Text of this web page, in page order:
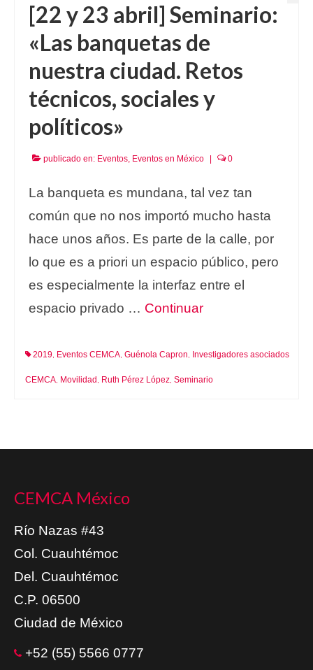
[22 y 23 abril] Seminario:
«Las banquetas de
nuestra ciudad. Retos
técnicos, sociales y
políticos»
publicado en: Eventos, Eventos en México 0
La banqueta es mundana, tal vez tan
común que no nos importó mucho hasta
hace unos años. Es parte de la calle, por
lo que es a priori un espacio público, pero
es especialmente la interfaz entre el
espacio privado … Continuar
2019, Eventos CEMCA, Guénola Capron, Investigadores asociados
CEMCA, Movilidad , Ruth Pérez López, Seminario
CEMCA México
Río Nazas #43
Col. Cuauhtémoc
Del. Cuauhtémoc
C.P. 06500
Ciudad de México
+52 (55) 5566 0777